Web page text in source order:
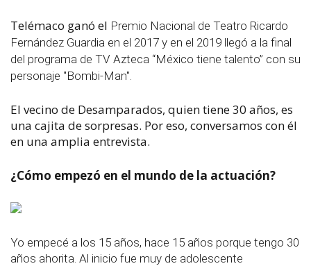
Telémaco ganó el Premio Nacional de Teatro Ricardo
Fernández Guardia en el 2017 y en el 2019 llegó a la final
del programa de TV Azteca “México tiene talento” con su
personaje "Bombi-Man".
El vecino de Desamparados, quien tiene 30 años, es
una cajita de sorpresas. Por eso, conversamos con él
en una amplia entrevista.
¿Cómo empezó en el mundo de la actuación?
Yo empecé a los 15 años, hace 15 años porque tengo 30
años ahorita. Al inicio fue muy de adolescente